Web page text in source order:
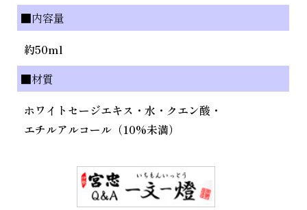
■内容量
約50ml
■材質
ホワイトセージエキス・水・クエン酸・
エチルアルコール（10%未満）